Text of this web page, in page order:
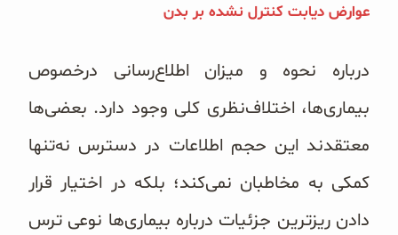
کینوا
ترشی و شور
چاشنی‌ها و سرکه‌‌ها
زیتون و روغن زیتون
عوارض دیابت کنترل نشده بر بدن
درباره نحوه و میزان اطلاع‌رسانی درخصوص
بیماری‌ها، اختلاف‌نظری کلی وجود دارد. بعضی‌ها
معتقدند این حجم اطلاعات در دسترس نه‌تنها
کمکی به مخاطبان نمی‌کند؛ بلکه در اختیار قرار
دادن ریزترین جزئیات درباره بیماری‌ها نوعی ترس